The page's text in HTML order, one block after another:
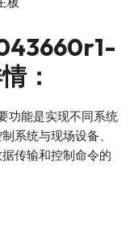
：
功能是实现不同系统
系统与现场设备、
传输和控制命令的